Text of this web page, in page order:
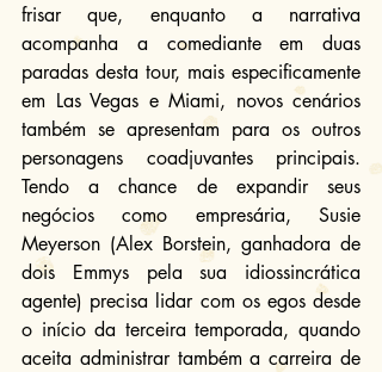
frisar que, enquanto a narrativa
acompanha a comediante em duas
paradas desta tour, mais especificamente
em Las Vegas e Miami, novos cenários
também se apresentam para os outros
personagens coadjuvantes principais.
Tendo a chance de expandir seus
negócios como empresária, Susie
Meyerson (Alex Borstein, ganhadora de
dois Emmys pela sua idiossincrática
agente) precisa lidar com os egos desde
o início da terceira temporada, quando
aceita administrar também a carreira de